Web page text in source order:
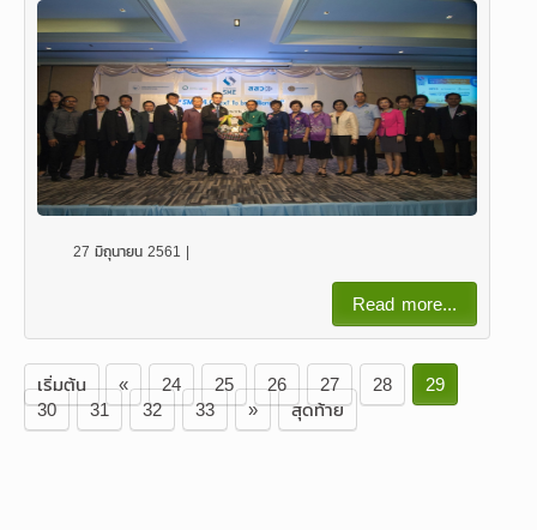
27 มิถุนายน 2561 |
Read more...
เริ่มต้น « 24 25 26 27 28
29
30
31 32 33 » สุดท้าย